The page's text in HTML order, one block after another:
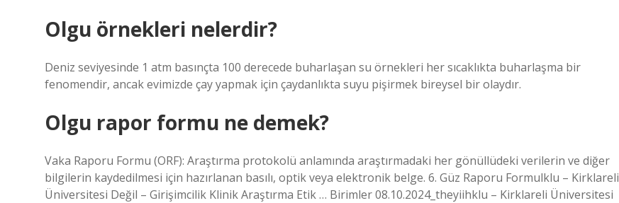
Olgu örnekleri nelerdir?
Deniz seviyesinde 1 atm basınçta 100 derecede buharlaşan su örnekleri her sıcaklıkta buharlaşma bir
fenomendir, ancak evimizde çay yapmak için çaydanlıkta suyu pişirmek bireysel bir olaydır.
Olgu rapor formu ne demek?
Vaka Raporu Formu (ORF): Araştırma protokolü anlamında araştırmadaki her gönüllüdeki verilerin ve diğer
bilgilerin kaydedilmesi için hazırlanan basılı, optik veya elektronik belge. 6. Güz Raporu Formulklu – Kirklareli
Üniversitesi Değil – Girişimcilik Klinik Araştırma Etik … Birimler 08.10.2024_theyiihklu – Kirklareli Üniversitesi